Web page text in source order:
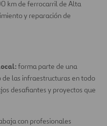
km de ferrocarril de Alta
y reparación de
forma parte de una
las infraestructuras en todo
desafiantes y proyectos que
con profesionales